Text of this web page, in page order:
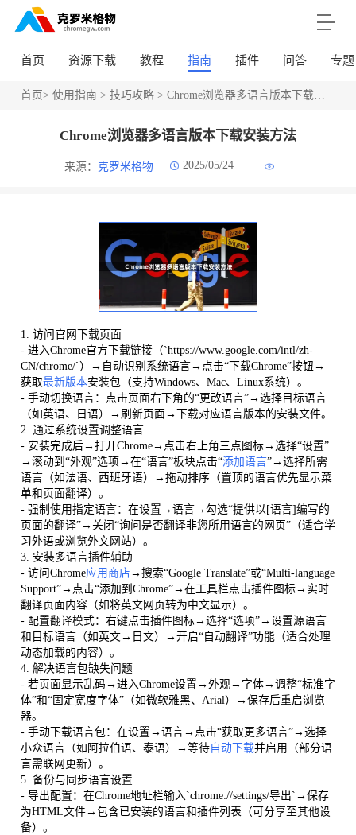
首页 资源下载 教程 指南 插件 问答 专题
首页> 使用指南 > 技巧攻略> Chrome浏览器多语言版本下载安装方法
Chrome浏览器多语言版本下载安装方法
来源： 克罗米格物 2025/05/24
1. 访问官网下载页面
- 进入Chrome官方下载链接（`https://www.google.com/intl/zh-
CN/chrome/`）→自动识别系统语言→点击“下载Chrome”按钮→
获取最新版本安装包（支持Windows、Mac、Linux系统）。
- 手动切换语言：点击页面右下角的“更改语言”→选择目标语言
（如英语、日语）→刷新页面→下载对应语言版本的安装文件。
2. 通过系统设置调整语言
- 安装完成后→打开Chrome→点击右上角三点图标→选择“设置”
→滚动到“外观”选项→在“语言”板块点击“添加语言”→选择所需
语言（如法语、西班牙语）→拖动排序（置顶的语言优先显示菜
单和页面翻译）。
- 强制使用指定语言：在设置→语言→勾选“提供以[语言]编写的
页面的翻译”→关闭“询问是否翻译非您所用语言的网页”（适合学
习外语或浏览外文网站）。
3. 安装多语言插件辅助
- 访问Chrome应用商店 →搜索“Google Translate”或“Multi-language
Support”→点击“添加到Chrome”→在工具栏点击插件图标→实时
翻译页面内容（如将英文网页转为中文显示）。
- 配置翻译模式：右键点击插件图标→选择“选项”→设置源语言
和目标语言（如英文→日文）→开启“自动翻译”功能（适合处理
动态加载的内容）。
4. 解决语言包缺失问题
- 若页面显示乱码→进入Chrome设置→外观→字体→调整“标准字
体”和“固定宽度字体”（如微软雅黑、Arial）→保存后重启浏览
器。
- 手动下载语言包：在设置→语言→点击“获取更多语言”→选择
小众语言（如阿拉伯语、泰语）→等待自动下载并启用（部分语
言需联网更新）。
5. 备份与同步语言设置
- 导出配置：在Chrome地址栏输入`chrome://settings/导出`→保存
为HTML文件→包含已安装的语言和插件列表（可分享至其他设
备）。